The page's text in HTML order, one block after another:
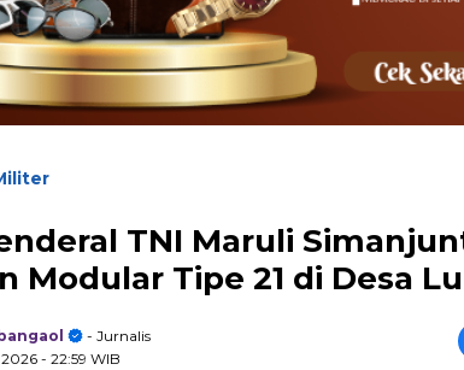
TNI Maruli
Modular Tipe 21 di Desa
- Jurnalis
- 22:59 WIB